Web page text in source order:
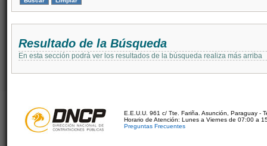
Resultado de la Búsqueda
En esta sección podrá ver los resultados de la búsqueda realiza más arriba
E.E.U.U. 961 c/ Tte. Fariña. Asunción, Paraguay -
Horario de Atención: Lunes a Viernes de 07:00 a
Preguntas Frecuentes